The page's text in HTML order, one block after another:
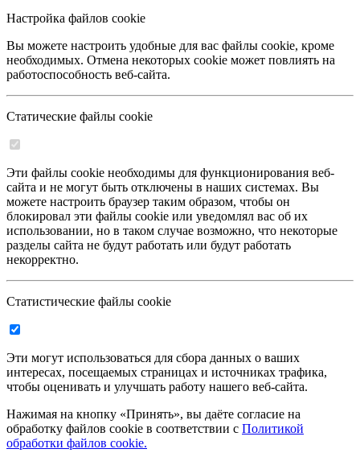
Настройка файлов cookie
Вы можете настроить удобные для вас файлы cookie, кроме
необходимых. Отмена некоторых cookie может повлиять на
работоспособность веб-сайта.
Статические файлы cookie
Эти файлы cookie необходимы для функционирования веб-
сайта и не могут быть отключены в наших системах. Вы
можете настроить браузер таким образом, чтобы он
блокировал эти файлы cookie или уведомлял вас об их
использовании, но в таком случае возможно, что некоторые
разделы сайта не будут работать или будут работать
некорректно.
Статистические файлы cookie
Эти могут использоваться для сбора данных о ваших
интересах, посещаемых страницах и источниках трафика,
чтобы оценивать и улучшать работу нашего веб-сайта.
Нажимая на кнопку «Принять», вы даёте согласие на
обработку файлов cookie в соответствии с Политикой
обработки файлов cookie.